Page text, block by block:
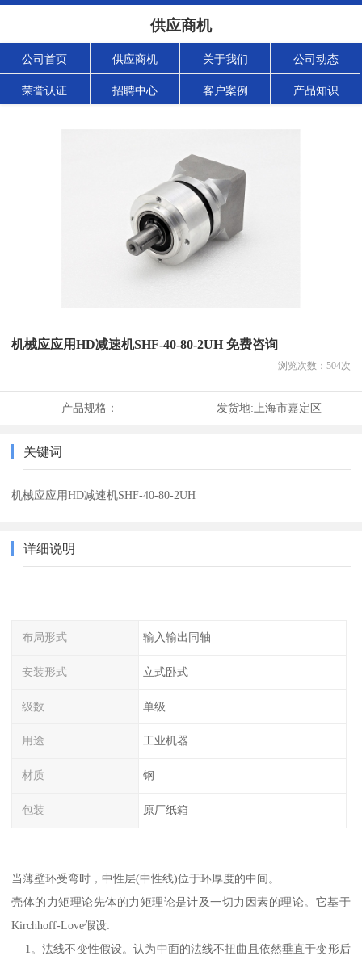
供应商机
公司首页 供应商机 关于我们 公司动态
荣誉认证 招聘中心 客户案例 产品知识
机械应应用HD减速机SHF-40-80-2UH 免费咨询
浏览次数： 504次
产品规格： 发货地: 上海市嘉定区
关键词
机械应应用HD减速机SHF-40-80-2UH
详细说明
布局形式 输入输出同轴
安装形式 立式卧式
级数 单级
用途 工业机器
材质 钢
包装 原厂纸箱
当薄壁环受弯时，中性层(中性线)位于环厚度的中间。
壳体的力矩理论先体的力矩理论是计及一切力因素的理论。它基于
Kirchhoff-Love假设:
1。法线不变性假设。认为中面的法线不扭曲且依然垂直于变形后